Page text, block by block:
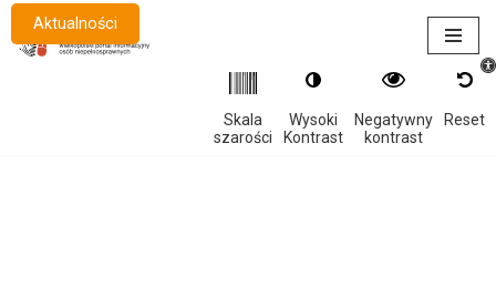
Skala
szarości
Wysoki
Kontrast
Negatywny
kontrast
Reset
Przejdź
Aktualności